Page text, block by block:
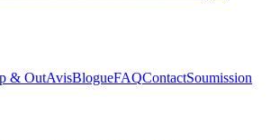
& OutAvisBlogueFAQContactSoumission